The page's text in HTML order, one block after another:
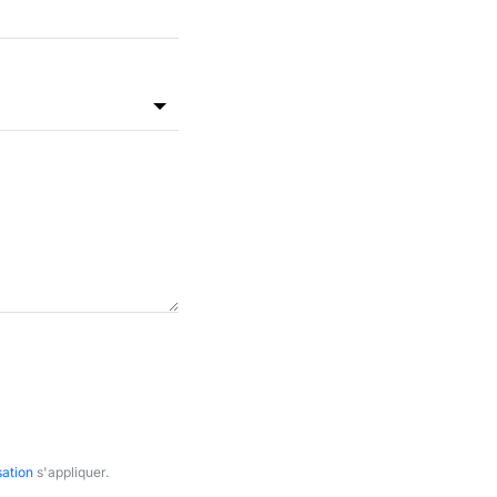
s'appliquer.